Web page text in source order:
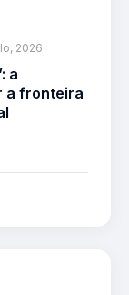
2026
a
a fronteira